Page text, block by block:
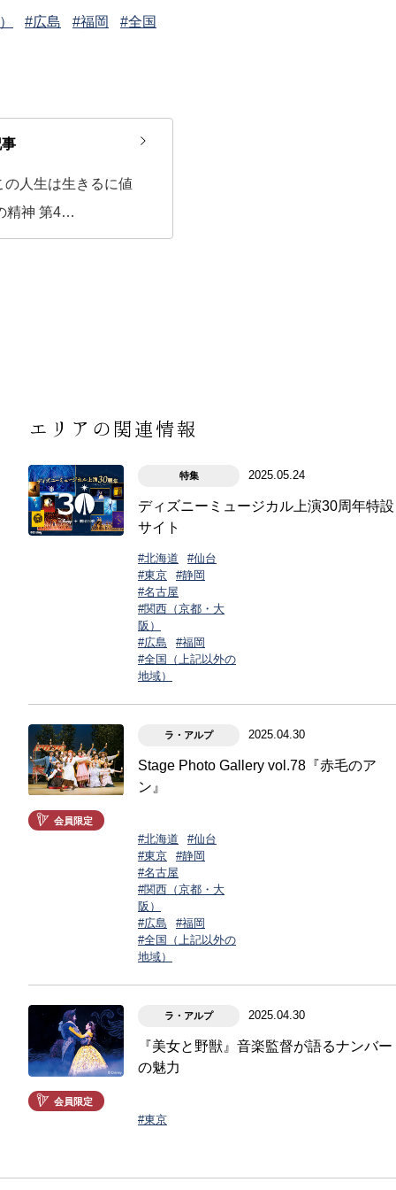
#広島 #福岡 #全国
人生は生きるに値
精神 第4…
エリアの関連情報
特集 2025.05.24
ディズニーミュージカル上演30周年特設
サイト
#北海道
#仙台
#東京
#静岡
#名古屋
#関西（京都・大
阪）
#広島
#福岡
#全国（上記以外の
地域）
会員限定
ラ・アルプ 2025.04.30
Stage Photo Gallery vol.78『赤毛のア
ン』
#北海道
#仙台
#東京
#静岡
#名古屋
#関西（京都・大
阪）
#広島
#福岡
#全国（上記以外の
地域）
会員限定
ラ・アルプ 2025.04.30
『美女と野獣』音楽監督が語るナンバー
の魅力
#東京